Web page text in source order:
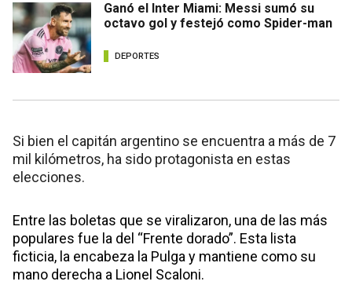
Ganó el Inter Miami: Messi sumó su
octavo gol y festejó como Spider-man
DEPORTES
Si bien el capitán argentino se encuentra a más de 7
mil kilómetros, ha sido protagonista en estas
elecciones.
Entre las boletas que se viralizaron, una de las más
populares fue la del “Frente dorado”. Esta lista
ficticia, la encabeza la Pulga y mantiene como su
mano derecha a Lionel Scaloni.